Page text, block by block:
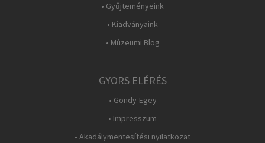
• Gyűjteményeink
• Kiadványaink
• Múzeumi Blog
GYORS ELÉRÉS
• Gondy-Egey
• Impresszum
• Akadálymentesítési nyilatkozat